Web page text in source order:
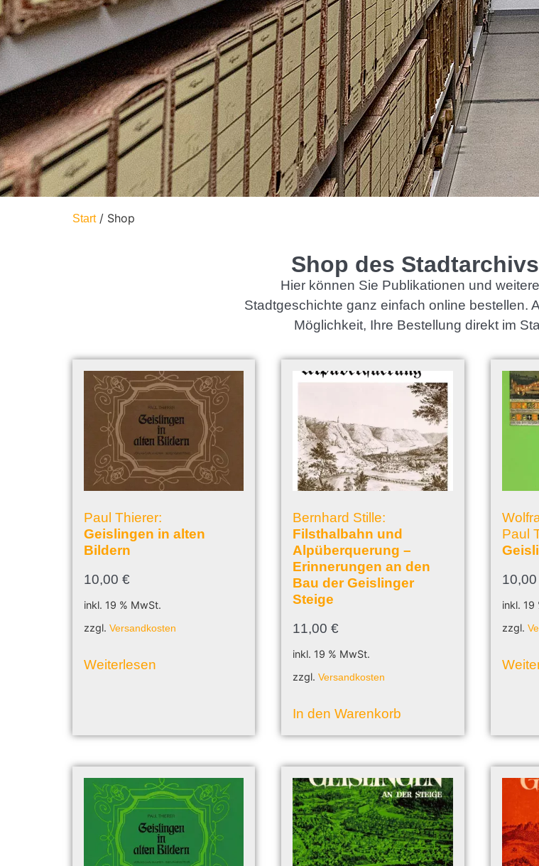
Start/ Shop
Shop des
Hier können Sie Publikationen und
Stadtgeschichte ganz einfach online bestellen.
Möglichkeit, Ihre Bestellung direkt im
Paul Thierer:
Geislingen in alten
Bildern
10,00 €
inkl. 19 % MwSt.
zzgl. Versandkosten
Weiterlesen
Bernhard Stille:
Filsthalbahn und
Alpüberquerung –
Erinnerungen an den
Bau der Geislinger
Steige
11,00€
inkl. 19 % MwSt.
zzgl.Versandkosten
In den Warenkorb
Paul
10,00
inkl. 19
zzgl.